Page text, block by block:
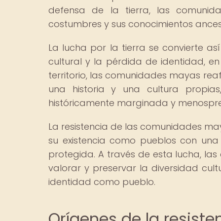
defensa de la tierra, las
costumbres y sus conocimientos
La lucha por la tierra se convierte
cultural y la pérdida de identidad,
territorio, las comunidades mayas
una historia y una cultura
históricamente marginada y
La resistencia de las comunidades
su existencia como pueblos con
protegida. A través de esta lucha,
valorar y preservar la diversidad
identidad como pueblo.